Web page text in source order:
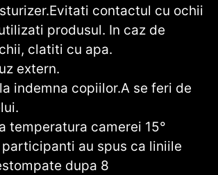
contactul cu ochii
produsul. In caz de
clatiti cu apa.
extern.
indemna copiilor.A se feri de
temperatura camerei 15°
au spus ca liniile
dupa 8